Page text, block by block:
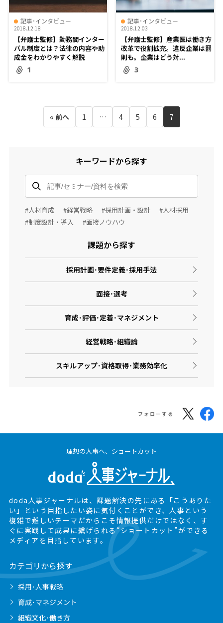
記事･インタビュー
2018.12.18
【弁護士監修】勤務間インター
バル制度とは？法律の内容や助
成金をわかりやすく解説
1
記事･インタビュー
2018.12.03
【弁護士監修】産業医は働き方
改革で役割拡充。違反企業は罰
則も。企業はどう対...
3
« 前へ 1 … 4 5 6 7
キーワードから探す
#人材育成 #経営戦略 #採用計画・設計
#人材採用
#制度設計・導入
#面接ノウハウ
課題から探す
採用計画･要件定義･採用手法
面接･選考
育成･評価･定着･マネジメント
経営戦略･組織論
スキルアップ･資格取得･業務効率化
フォローする
理想の人事へ、ショートカット
doda人事ジャーナルは、課題解決の先にある
「こうありた
い」という目指したい姿に気付くことができ、 人事という
複雑で難しいテーマだからこそ情報提供だけではなく、 す
ぐに実践して成果に繋げられる“ショートカット”ができる
メディアを目指しています。
カテゴリから探す
採用･人事戦略
育成･マネジメント
組織文化･働き方